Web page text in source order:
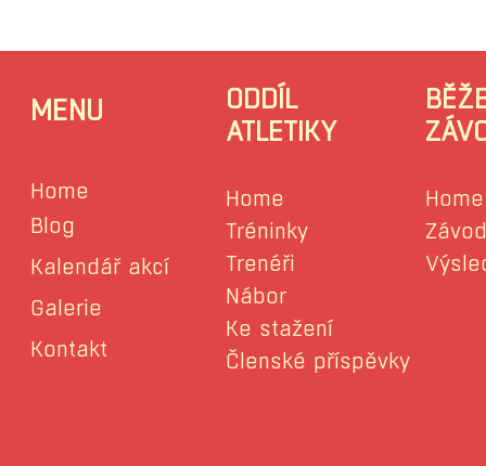
MENU
Home
Blog
Kalendář akcí
Galerie
Kontakt
ODDÍL
ATLETIKY
Home
Tréninky
Trenéři
Nábor
Ke stažení
Členské příspěvky
Home